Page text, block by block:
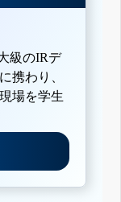
級のIRデ
携わり、
場を学生